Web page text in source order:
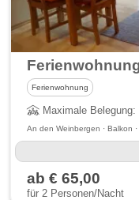
Ferienwohnung
Maximale Belegung:
An den Weinbergen · Balkon
ab € 65,00
für 2 Personen/Nacht